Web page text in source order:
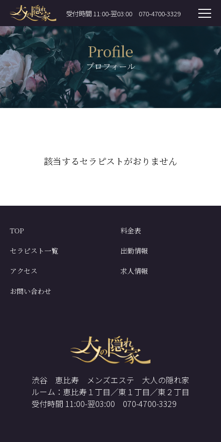
受付時間 11:00-翌03:00 070-4700-3329
Profile
プロフィール
該当するセラピストがおりません
TOP 料金表
セラピスト一覧 出勤情報
アクセス 求人情報
お問い合わせ
渋谷 恵比寿 メンズエステ 大人の隠れ家
ルーム：恵比寿１丁目／東１丁目／東２丁目
受付時間 11:00-翌03:00 070-4700-3329